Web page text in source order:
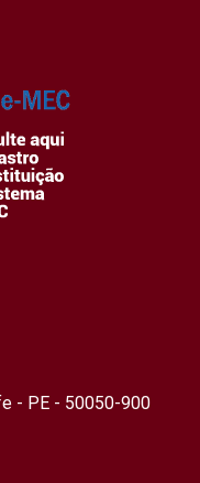
- PE - 50050-900